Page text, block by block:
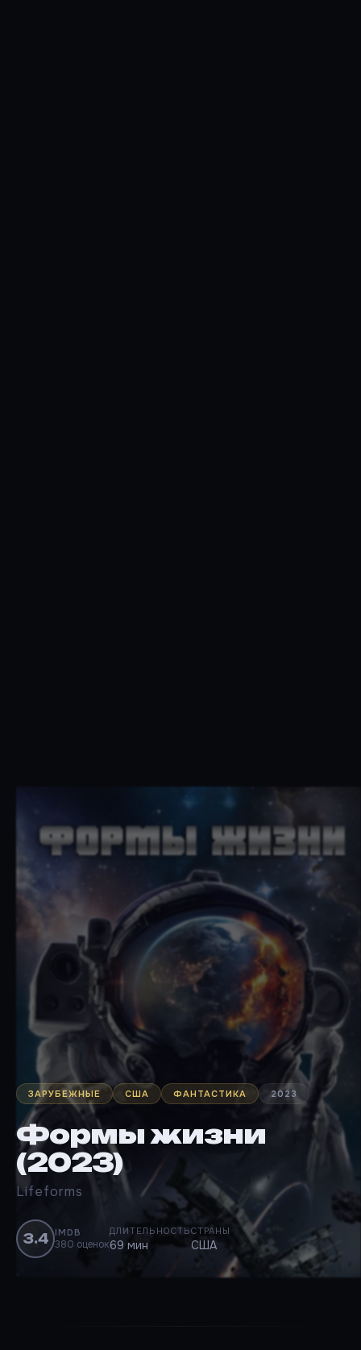
ЗАРУБЕЖНЫЕ США ФАНТАСТИКА 2023
Формы жизни
(2023)
Lifeforms
3.4 IMDB
380 оценок
ДЛИТЕЛЬНОСТЬ
69 мин
СТРАНЫ
США